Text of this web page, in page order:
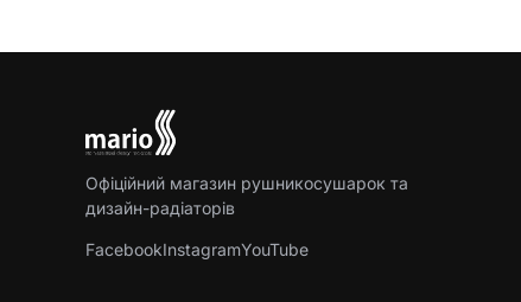
Офіційний магазин рушникосушарок та
дизайн-радіаторів
FacebookInstagramYouTube